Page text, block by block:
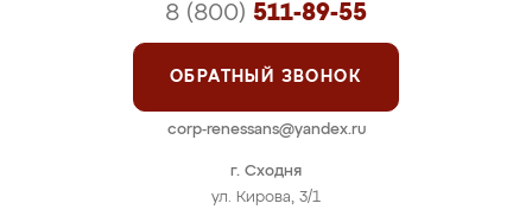
г. Сходня
ул. Кирова, 3/1
8 (800) 511-89-55
ОБРАТНЫЙ ЗВОНОК
corp-renessans@yandex.ru